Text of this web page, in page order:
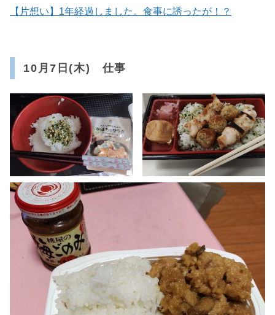
【片想い】1年経過しました。食事に誘ったが！？
10月7日(木) 仕事